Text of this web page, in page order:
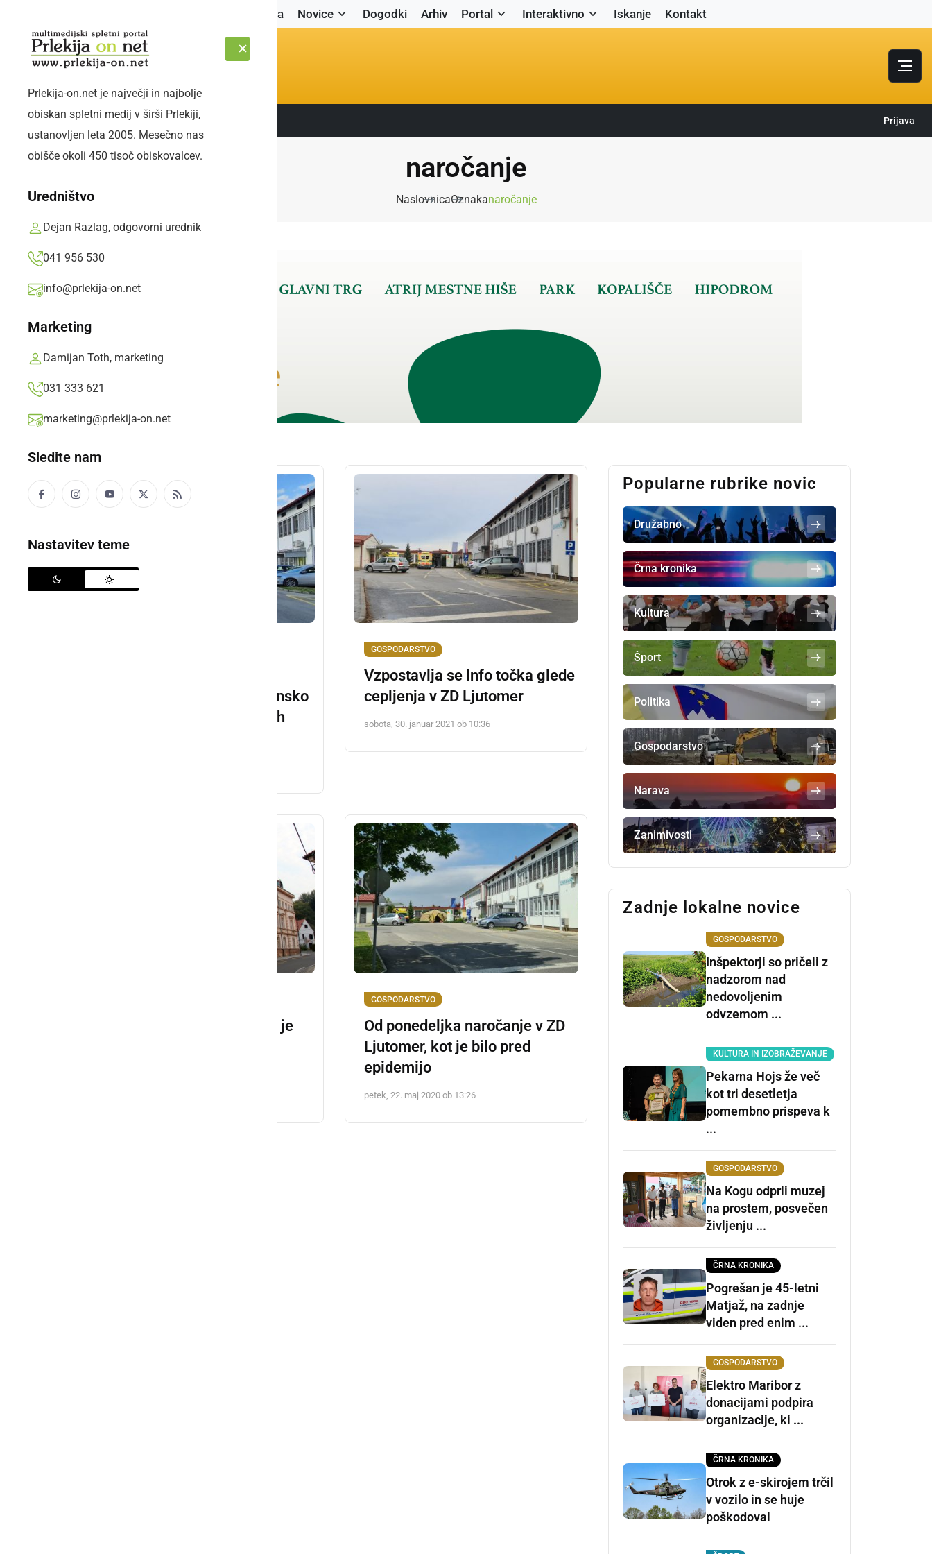
Naslovnica Novice Dogodki Arhiv Portal Interaktivno Iskanje Kontakt
PETEK, 7. AVGUST 2026 Sledite nam: Prijava
Prlekija-on.net je največji in najbolje
obiskan spletni medij v širši Prlekiji,
ustanovljen leta 2005. Mesečno nas
obišče okoli 450 tisoč obiskovalcev.
Uredništvo
Dejan Razlag, odgovorni urednik
041 956 530
info@prlekija-on.net
Marketing
Damijan Toth, marketing
031 333 621
marketing@prlekija-on.net
Sledite nam
Nastavitev teme
naročanje
NaslovnicaOznakanaročanje
organizacijo dela in telefonsko
shemo pri klicanju splošnih
GOSPODARSTVO
Vzpostavlja se Info točka glede
cepljenja v ZD Ljutomer
sobota, 30. januar 2021 ob 10:36
Za obisk upravne enote se je
GOSPODARSTVO
Od ponedeljka naročanje v ZD
Ljutomer, kot je bilo pred
epidemijo
petek, 22. maj 2020 ob 13:26
Popularne rubrike novic
Družabno
Črna kronika
Kultura
Šport
Politika
Gospodarstvo
Narava
Zanimivosti
Zadnje lokalne novice
GOSPODARSTVO
Inšpektorji so pričeli z
nadzorom nad
nedovoljenim
odvzemom ...
KULTURA IN IZOBRAŽEVANJE
Pekarna Hojs že več
kot tri desetletja
pomembno prispeva k
...
GOSPODARSTVO
Na Kogu odprli muzej
na prostem, posvečen
življenju ...
ČRNA KRONIKA
Pogrešan je 45-letni
Matjaž, na zadnje
viden pred enim ...
GOSPODARSTVO
Elektro Maribor z
donacijami podpira
organizacije, ki ...
ČRNA KRONIKA
Otrok z e-skirojem trčil
v vozilo in se huje
poškodoval